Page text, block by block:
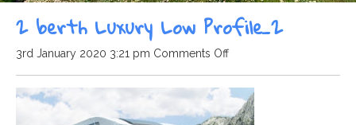
2 berth Luxury Low Profile_2
3rd January 2020 3:21 pm Comments Offon
2
berth
Luxury